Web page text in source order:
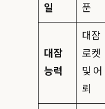
일
푼
대잠
능력
대잠
로켓
및 어
뢰